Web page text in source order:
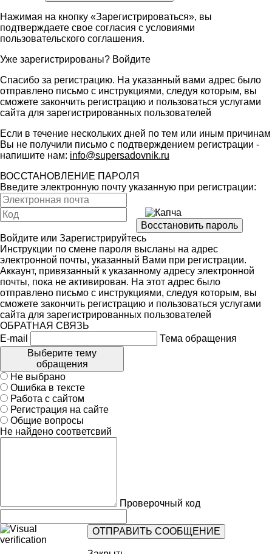
Нажимая на кнопку «Зарегистрироваться», вы
подтверждаете свое согласия с условиями
пользовательского соглашения.
Уже зарегистрированы? Войдите
Спасибо за регистрацию. На указанный вами адрес было
отправлено письмо с инструкциями, следуя которым, вы
сможете закончить регистрацию и пользоваться услугами
сайта для зарегистрированных пользователей
Если в течение нескольких дней по тем или иным причинам
Вы не получили письмо с подтверждением регистрации -
напишите нам: info@supersadovnik.ru
ВОССТАНОВЛЕНИЕ ПАРОЛЯ
Введите электронную почту указанную при регистрации:
Войдите или Зарегистрируйтесь
Инструкции по смене пароля высланы на адрес
электронной почты, указанный Вами при регистрации.
Аккаунт, привязанный к указанному адресу электронной
почты, пока не активирован. На этот адрес было
отправлено письмо с инструкциями, следуя которым, вы
сможете закончить регистрацию и пользоваться услугами
сайта для зарегистрированных пользователей
ОБРАТНАЯ СВЯЗЬ
E-mail
Тема обращения
Выберите тему
обращения
Не выбрано
Ошибка в тексте
Работа с сайтом
Регистрация на сайте
Общие вопросы
Не найдено соответсвий
Проверочный код